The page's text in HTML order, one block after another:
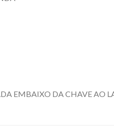
EMBAIXO DA CHAVE AO